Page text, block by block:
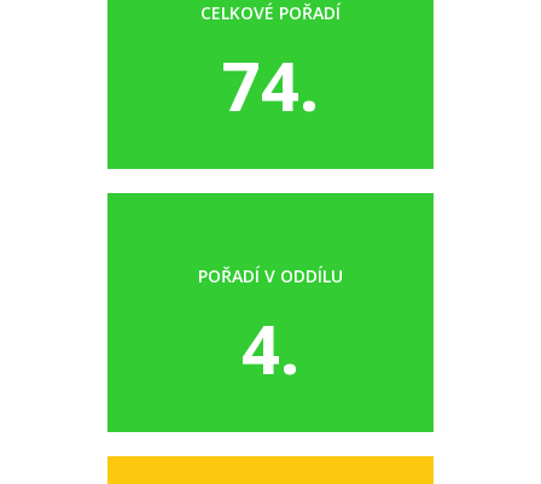
CELKOVÉ POŘADÍ
74.
POŘADÍ V ODDÍLU
4.